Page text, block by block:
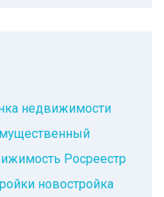
недвижимости
Росреестр
новостройка